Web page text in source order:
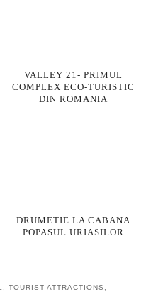
VALLEY 21- PRIMUL
COMPLEX ECO-TURISTIC
DIN ROMANIA
DRUMETIE LA CABANA
POPASUL URIASILOR
TOURIST ATTRACTIONS